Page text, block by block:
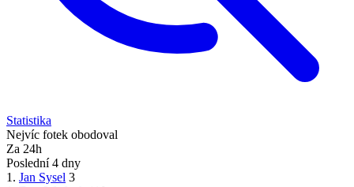
Statistika
Nejvíc fotek obodoval
Za 24h
Poslední 4 dny
1. Jan Sysel 3